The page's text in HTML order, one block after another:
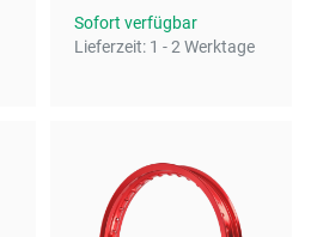
Sofort verfügbar
Lieferzeit: 1 - 2 Werktage